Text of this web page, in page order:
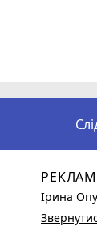
Ірина